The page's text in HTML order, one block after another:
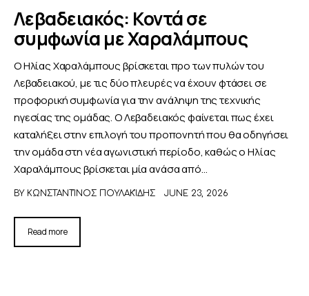
Λεβαδειακός: Κοντά σε
συμφωνία με Χαραλάμπους
Ο Ηλίας Χαραλάμπους βρίσκεται προ των πυλών του
Λεβαδειακού, με τις δύο πλευρές να έχουν φτάσει σε
προφορική συμφωνία για την ανάληψη της τεχνικής
ηγεσίας της ομάδας. Ο Λεβαδειακός φαίνεται πως έχει
καταλήξει στην επιλογή του προπονητή που θα οδηγήσει
την ομάδα στη νέα αγωνιστική περίοδο, καθώς ο Ηλίας
Χαραλάμπους βρίσκεται μία ανάσα από…
BY ΚΩΝΣΤΑΝΤΊΝΟΣ ΠΟΥΛΑΚΊΔΗΣ JUNE 23, 2026
Read more